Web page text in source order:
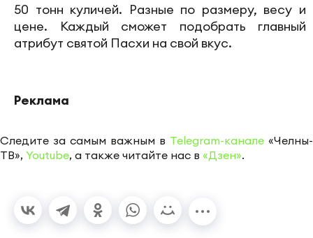
50 тонн куличей. Разные по размеру, весу и
цене. Каждый сможет подобрать главный
атрибут святой Пасхи на свой вкус.
Реклама
Следите за самым важным в Telegram-канале «Челны-
ТВ», Youtube, а также читайте нас в «Дзен».